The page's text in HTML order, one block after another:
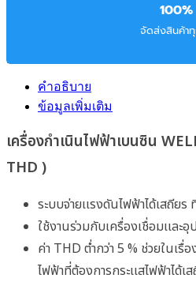
100%
จัดส่งสินค้า
คำอธิบาย
ข้อมูลเพิ่มเติม
เครื่องกำเนินไฟฟ้าเบนซิน
THD )
ระบบจ่ายเเรงดันไฟฟ้าได้เสถียร
ใช้งานร่วมกับเครื่องเชื่อมเเล
ค่า THD ต่ำกว่า 5 % ช่วยในเ
ไฟฟ้าที่ต้องการกระเเสไฟฟ้าได้เ